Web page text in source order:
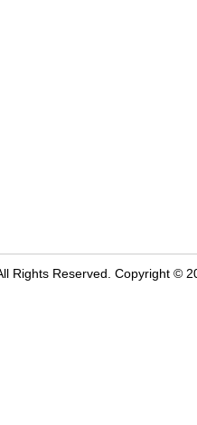
Rights Reserved. Copyright ©